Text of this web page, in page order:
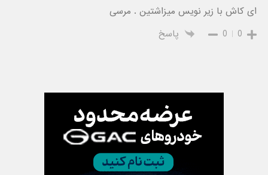
ای کاش با زیر نویس میزاشتین . مرسی
0
0 پاسخ